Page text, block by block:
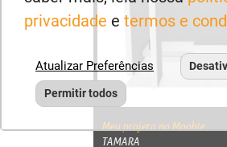
Meu projeto no Mooble
TAMARA
privacidade e termos e
Atualizar Preferências
Permitir todos